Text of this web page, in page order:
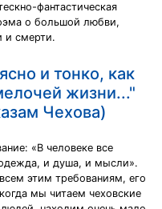
фантастическая
о большой любви,
и смерти.
и тонко, как
жизни..."
Чехова)
«В человеке все
и душа, и мысли».
этим требованиям, его
мы читаем чеховские